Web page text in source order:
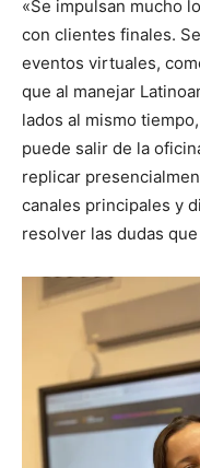
«Se impulsan mucho
con clientes finales.
eventos virtuales,
que al manejar
lados al mismo
puede salir de la
replicar
canales principales y
resolver las dudas